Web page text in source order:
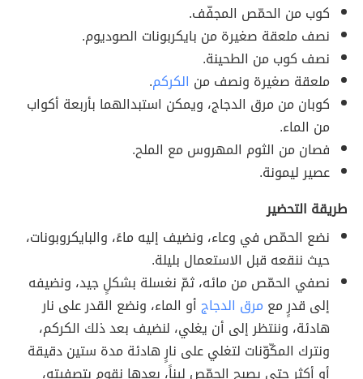
كوب من الحمّص المجفّف.
نصف ملعقة صغيرة من بايكربونات الصوديوم.
نصف كوب من الطحينة.
ملعقة صغيرة ونصف من الكركم.
كوبان من مرق الدجاج، ويمكن استبدالهما بأربعة أكواب
من الماء.
فصان من الثوم المهروس مع الملح.
عصير ليمونة.
طريقة التحضير
نضع الحمّص في وعاء، ونضيف إليه ماءً، والبايكروبونات،
حيث ننقعه قبل الاستعمال بليلة.
نصفي الحمّص من مائه، ثمّ نغسلة بشكلٍ جيد، ونضيفه
إلى قدرٍ مع مرق الدجاجأو الماء، ونضع القدر على نار
هادئة، وننتظر إلى أن يغلي، لنضيف بعد ذلك الكركم،
ونترك المكّوّنات لتغلي على نارٍ هادئة مدة ستين دقيقة
أو أكثر حتى يصبح الحمّص ليناً، بعدها نقوم بتصفيته،